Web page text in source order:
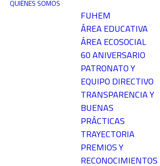
QUIÉNES SOMOS
FUHEM
ÁREA EDUCATIVA
ÁREA ECOSOCIAL
60 ANIVERSARIO
PATRONATO Y
EQUIPO DIRECTIVO
TRANSPARENCIA Y
BUENAS
PRÁCTICAS
TRAYECTORIA
PREMIOS Y
RECONOCIMIENTOS